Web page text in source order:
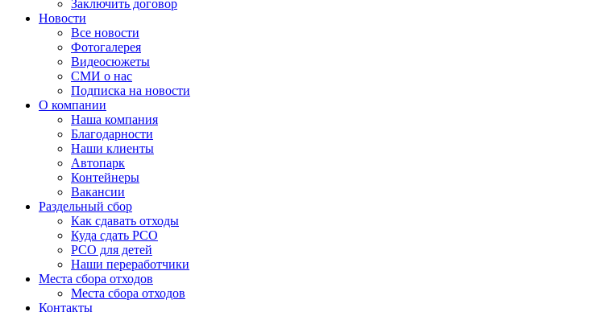
Заключить договор
Новости
Все новости
Фотогалерея
Видеосюжеты
СМИ о нас
Подписка на новости
О компании
Наша компания
Благодарности
Наши клиенты
Автопарк
Контейнеры
Вакансии
Раздельный сбор
Как сдавать отходы
Куда сдать РСО
РСО для детей
Наши переработчики
Места сбора отходов
Места сбора отходов
Контакты